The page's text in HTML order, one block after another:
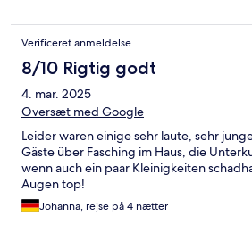
Verificeret anmeldelse
8/10 Rigtig godt
4. mar. 2025
Oversæt med Google
Leider waren einige sehr laute, sehr
Gäste über Fasching im Haus, die
wenn auch ein paar Kleinigkeiten
Augen top!
Johanna, rejse på 4 nætter